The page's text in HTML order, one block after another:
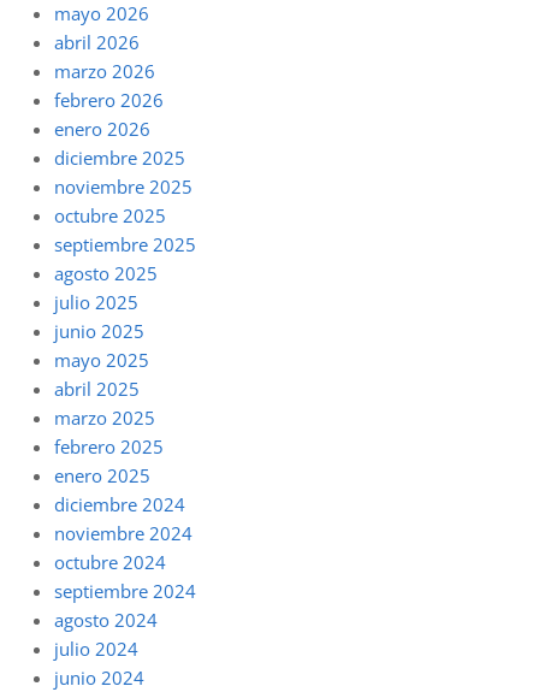
mayo 2026
abril 2026
marzo 2026
febrero 2026
enero 2026
diciembre 2025
noviembre 2025
octubre 2025
septiembre 2025
agosto 2025
julio 2025
junio 2025
mayo 2025
abril 2025
marzo 2025
febrero 2025
enero 2025
diciembre 2024
noviembre 2024
octubre 2024
septiembre 2024
agosto 2024
julio 2024
junio 2024